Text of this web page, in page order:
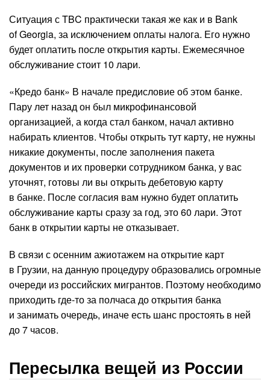
Ситуация с TBC практически такая же как и в Bank
of Georgia, за исключением оплаты налога. Его нужно
будет оплатить после открытия карты. Ежемесячное
обслуживание стоит 10 лари.
«Кредо банк» В начале предисловие об этом банке.
Пару лет назад он был микрофинансовой
организацией, а когда стал банком, начал активно
набирать клиентов. Чтобы открыть тут карту, не нужны
никакие документы, после заполнения пакета
документов и их проверки сотрудником банка, у вас
уточнят, готовы ли вы открыть дебетовую карту
в банке. После согласия вам нужно будет оплатить
обслуживание карты сразу за год, это 60 лари. Этот
банк в открытии карты не отказывает.
В связи с осенним ажиотажем на открытие карт
в Грузии, на данную процедуру образовались огромные
очереди из российских мигрантов. Поэтому необходимо
приходить где-то за полчаса до открытия банка
и занимать очередь, иначе есть шанс простоять в ней
до 7 часов.
Пересылка вещей из России